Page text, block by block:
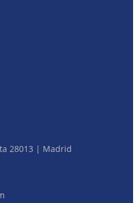
28013 | Madrid